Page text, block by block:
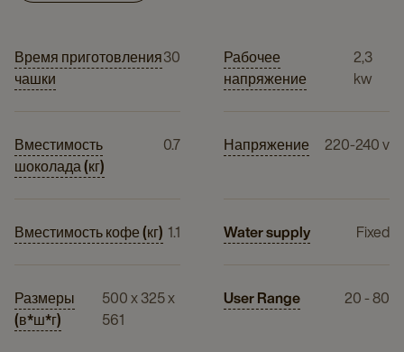
Время приготовления
чашки
30
Рабочее
напряжение
2,3
kw
Вместимость
шоколада (кг)
0.7 Напряжение 220-240 v
Вместимость кофе (кг) 1.1 Water supply Fixed
Размеры
(в*ш*г)
500 x 325 x
561
User Range 20 - 80